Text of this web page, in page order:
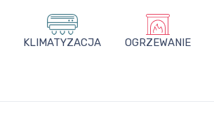
KLIMATYZACJA OGRZEWANIE